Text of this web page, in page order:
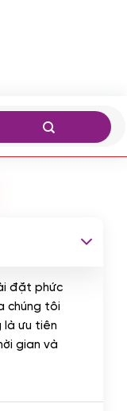
đặt phức
chúng tôi
là ưu tiên
gian và